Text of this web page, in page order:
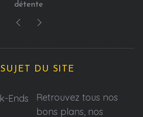
connecté partout dans le monde
DU SITE
Retrouvez tous nos
bons plans, nos